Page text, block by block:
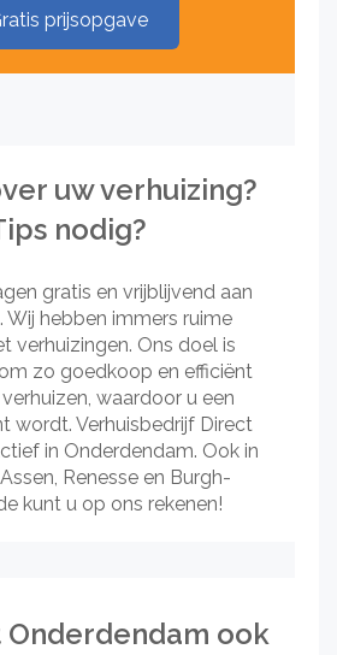
prijsopgave
uw verhuizing?
nodig?
gratis en vrijblijvend aan
Wij hebben immers ruime
verhuizingen. Ons doel is
zo goedkoop en efficiënt
waardoor u een
wordt. Verhuisbedrijf Direct
in Onderdendam. Ook in
Renesse en Burgh-
kunt u op ons rekenen!
Onderdendam ook